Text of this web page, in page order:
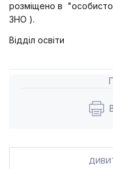
розміщено в
ЗНО ).
Відділ освіти